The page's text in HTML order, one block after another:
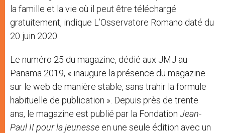
la famille et la vie où il peut être téléchargé
gratuitement, indique L’Osservatore Romano daté du
20 juin 2020.
Le numéro 25 du magazine, dédié aux JMJ au
Panama 2019, « inaugure la présence du magazine
sur le web de manière stable, sans trahir la formule
habituelle de publication ». Depuis près de trente
ans, le magazine est publié par la Fondation Jean-
Paul II pour la jeunesse en une seule édition avec un